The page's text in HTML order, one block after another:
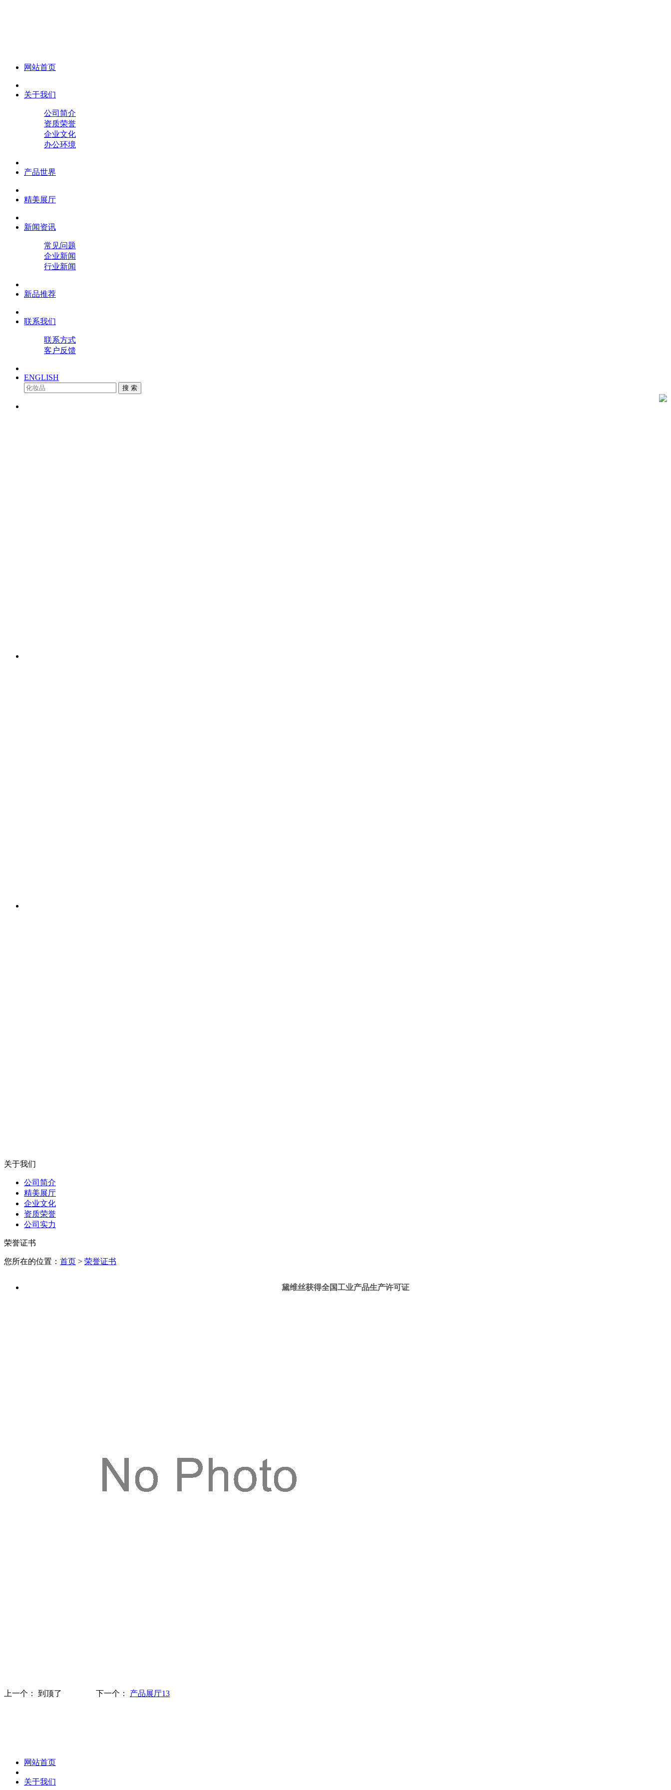
网站首页
关于我们
公司简介
资质荣誉
企业文化
办公环境
产品世界
精美展厅
新闻资讯
常见问题
企业新闻
行业新闻
新品推荐
联系我们
联系方式
客户反馈
ENGLISH
关于我们
公司简介
精美展厅
企业文化
资质荣誉
公司实力
荣誉证书
您所在的位置： 首页 > 荣誉证书
黛维丝获得全国工业产品生产许可证
上一个： 到顶了 下一个： 产品展厅13
网站首页
关于我们